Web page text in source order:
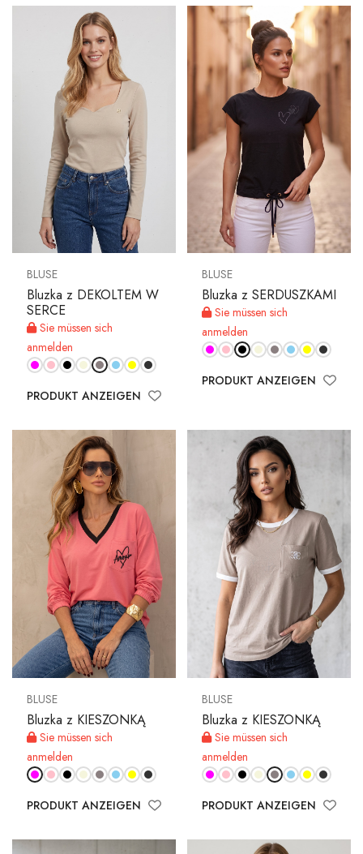
BLUSE
Bluzka z DEKOLTEM W
SERCE
Sie müssen sich
anmelden
PRODUKT ANZEIGEN
BLUSE
Bluzka z SERDUSZKAMI
Sie müssen sich
anmelden
PRODUKT ANZEIGEN
BLUSE
Bluzka z KIESZONKĄ
Sie müssen sich
anmelden
PRODUKT ANZEIGEN
BLUSE
Bluzka z KIESZONKĄ
Sie müssen sich
anmelden
PRODUKT ANZEIGEN